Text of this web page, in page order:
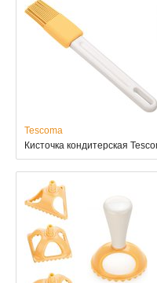
Tescoma
Кисточка кондитерская